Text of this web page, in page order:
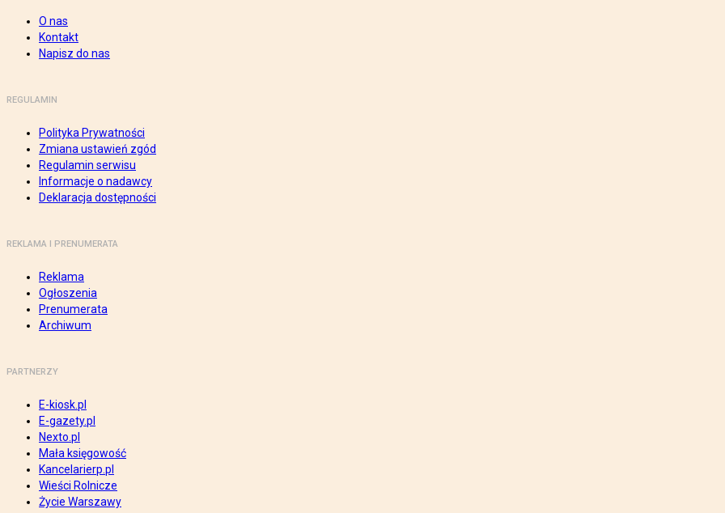
O nas
Kontakt
Napisz do nas
REGULAMIN
Polityka Prywatności
Zmiana ustawień zgód
Regulamin serwisu
Informacje o nadawcy
Deklaracja dostępności
REKLAMA I PRENUMERATA
Reklama
Ogłoszenia
Prenumerata
Archiwum
PARTNERZY
E-kiosk.pl
E-gazety.pl
Nexto.pl
Mała księgowość
Kancelarierp.pl
Wieści Rolnicze
Życie Warszawy